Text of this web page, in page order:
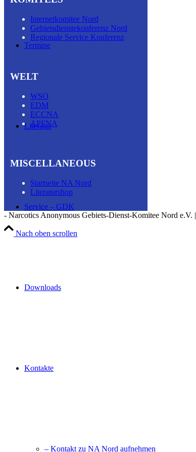
Termine
Literatur
Service – GDK
Downloads
Kontakte
– Kontakt zu NA Nord aufnehmen
Internetkomitee Nord
Gebietsdienstekonferenz Nord
Regionale Service Konferenz
WELT
WSO
EDM
ECCNA
APFNA
MISCELLA­NEOUS
Startseite NA Nord
Literatur­shop
- Narcotics Anonymous Gebiets-Dienst-Komitee Nord e.V. |
Nach oben scrollen